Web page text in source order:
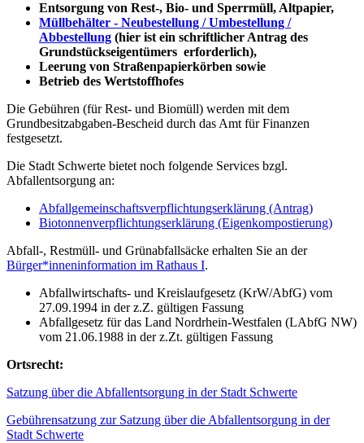
Entsorgung von Rest-, Bio- und Sperrmüll, Altpapier,
Müllbehälter - Neubestellung / Umbestellung /
Abbestellung (hier ist ein schriftlicher Antrag des
Grundstückseigentümers erforderlich),
Leerung von Straßenpapierkörben sowie
Betrieb des Wertstoffhofes
Die Gebühren (für Rest- und Biomüll) werden mit dem
Grundbesitzabgaben-Bescheid durch das Amt für Finanzen
festgesetzt.
Die Stadt Schwerte bietet noch folgende Services bzgl.
Abfallentsorgung an:
Abfallgemeinschaftsverpflichtungserklärung (Antrag)
Biotonnenverpflichtungserklärung (Eigenkompostierung)
Abfall-, Restmüll- und Grünabfallsäcke erhalten Sie an der
Bürger*inneninformation im Rathaus I.
Abfallwirtschafts- und Kreislaufgesetz (KrW/AbfG) vom
27.09.1994 in der z.Z. gültigen Fassung
Abfallgesetz für das Land Nordrhein-Westfalen (LAbfG NW)
vom 21.06.1988 in der z.Zt. gültigen Fassung
Ortsrecht:
Satzung über die Abfallentsorgung in der Stadt Schwerte
Gebührensatzung zur Satzung über die Abfallentsorgung in der
Stadt Schwerte